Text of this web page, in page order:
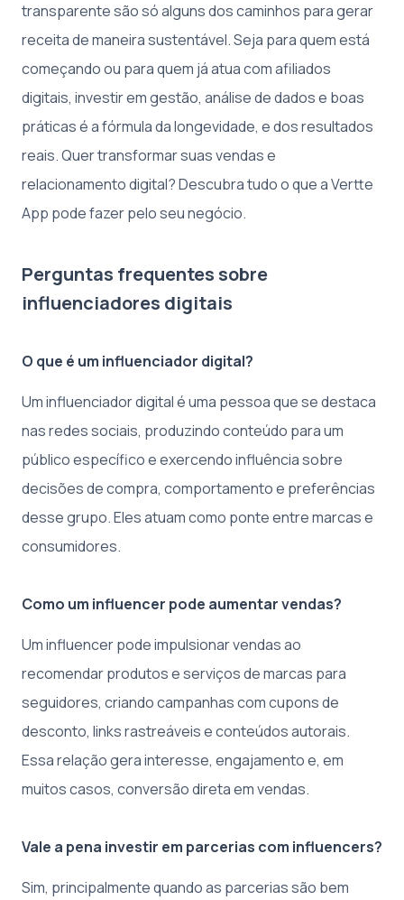
transparente são só alguns dos caminhos para gerar
receita de maneira sustentável. Seja para quem está
começando ou para quem já atua com afiliados
digitais, investir em gestão, análise de dados e boas
práticas é a fórmula da longevidade, e dos resultados
reais. Quer transformar suas vendas e
relacionamento digital? Descubra tudo o que a Vertte
App pode fazer pelo seu negócio.
Perguntas frequentes sobre
influenciadores digitais
O que é um influenciador digital?
Um influenciador digital é uma pessoa que se destaca
nas redes sociais, produzindo conteúdo para um
público específico e exercendo influência sobre
decisões de compra, comportamento e preferências
desse grupo. Eles atuam como ponte entre marcas e
consumidores.
Como um influencer pode aumentar vendas?
Um influencer pode impulsionar vendas ao
recomendar produtos e serviços de marcas para
seguidores, criando campanhas com cupons de
desconto, links rastreáveis e conteúdos autorais.
Essa relação gera interesse, engajamento e, em
muitos casos, conversão direta em vendas.
Vale a pena investir em parcerias com influencers?
Sim, principalmente quando as parcerias são bem